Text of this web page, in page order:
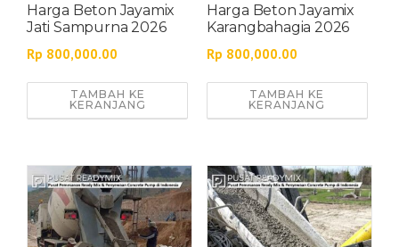
Harga Beton Jayamix
Jati Sampurna 2026
Rp 800,000.00
TAMBAH KE
KERANJANG
Harga Beton Jayamix
Karangbahagia 2026
Rp 800,000.00
TAMBAH KE
KERANJANG